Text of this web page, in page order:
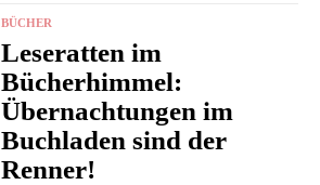
BÜCHER
Leseratten im
Bücherhimmel:
Übernachtungen im
Buchladen sind der
Renner!